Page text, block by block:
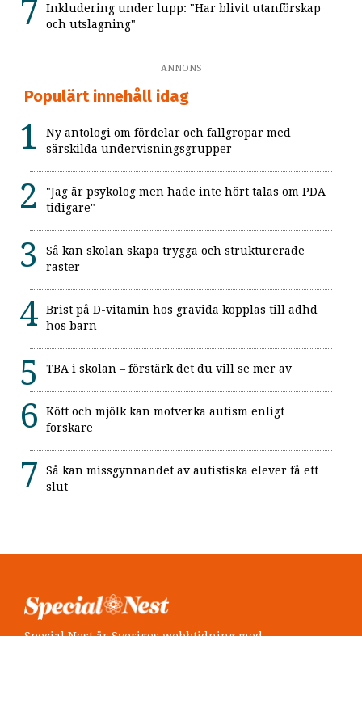
Inkludering under lupp: "Har blivit utanförskap
och utslagning"
ANNONS
Populärt innehåll idag
Ny antologi om fördelar och fallgropar med
särskilda undervisningsgrupper
"Jag är psykolog men hade inte hört talas om PDA
tidigare"
Så kan skolan skapa trygga och strukturerade
raster
Brist på D-vitamin hos gravida kopplas till adhd
hos barn
TBA i skolan – förstärk det du vill se mer av
Kött och mjölk kan motverka autism enligt
forskare
Så kan missgynnandet av autistiska elever få ett
slut
Special Nest är Sveriges webbtidning med